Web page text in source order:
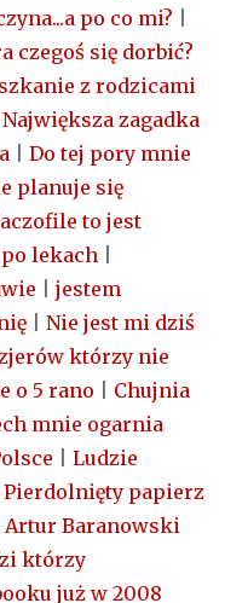
po co mi?
czegoś się dorbić?
z rodzicami
Największa zagadka
Do tej pory mnie
planuje się
to jest
po lekach
jestem
Nie jest mi dziś
którzy nie
o 5 rano
Chujnia
mnie ogarnia
Ludzie
Pierdolnięty papierz
Artur Baranowski
którzy
już w 2008